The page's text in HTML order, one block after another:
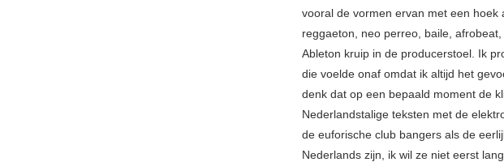
vooral de vormen ervan met een
reggaeton, neo perreo, baile,
Ableton kruip in de producerstoel. Ik
die voelde onaf omdat ik altijd het
denk dat op een bepaald moment de
Nederlandstalige teksten met de
de euforische club bangers als de
Nederlands zijn, ik wil ze niet eerst